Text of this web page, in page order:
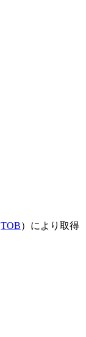
TOB）により取得